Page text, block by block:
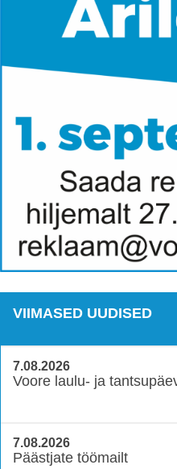
VIIMASED UUDISED
7.08.2026
Voore laulu- ja
7.08.2026
Päästjate töömailt